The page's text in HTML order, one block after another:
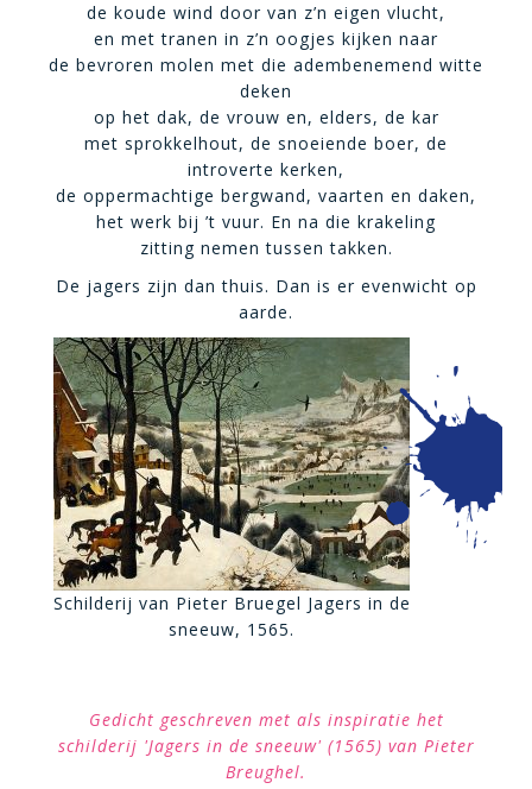
de koude wind door van z’n eigen vlucht,
en met tranen in z’n oogjes kijken naar
de bevroren molen met die adembenemend witte
deken
op het dak, de vrouw en, elders, de kar
met sprokkelhout, de snoeiende boer, de
introverte kerken,
de oppermachtige bergwand, vaarten en daken,
het werk bij ’t vuur. En na die krakeling
zitting nemen tussen takken.
De jagers zijn dan thuis. Dan is er evenwicht op
aarde.
Schilderij van Pieter Bruegel Jagers in de
sneeuw, 1565.
Gedicht geschreven met als inspiratie het
schilderij 'Jagers in de sneeuw' (1565) van Pieter
Breughel.